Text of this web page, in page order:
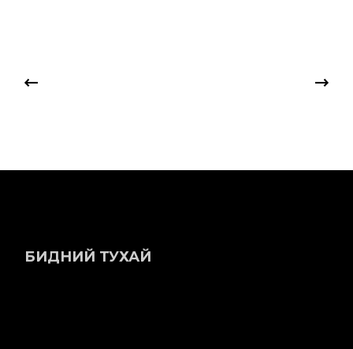
БИДНИЙ ТУХАЙ